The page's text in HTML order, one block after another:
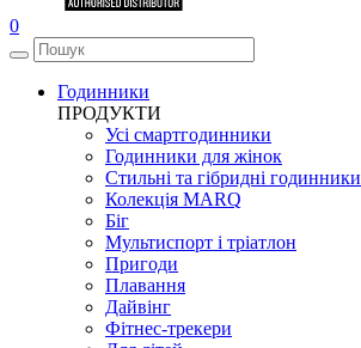
0
Годинники
ПРОДУКТИ
Усі смартгодинники
Годинники для жінок
Стильні та гібридні годинники
Колекція MARQ
Біг
Мультиспорт і тріатлон
Пригоди
Плавання
Дайвінг
Фітнес-трекери